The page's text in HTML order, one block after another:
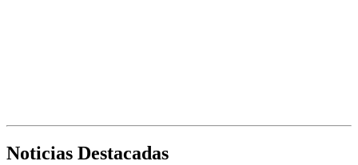
Noticias Destacadas